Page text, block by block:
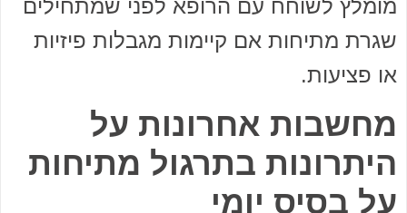
מומלץ לשוחח עם הרופא לפני שמתחילים
שגרת מתיחות אם קיימות מגבלות פיזיות
או פציעות.
מחשבות אחרונות על
היתרונות בתרגול מתיחות
על בסיס יומי